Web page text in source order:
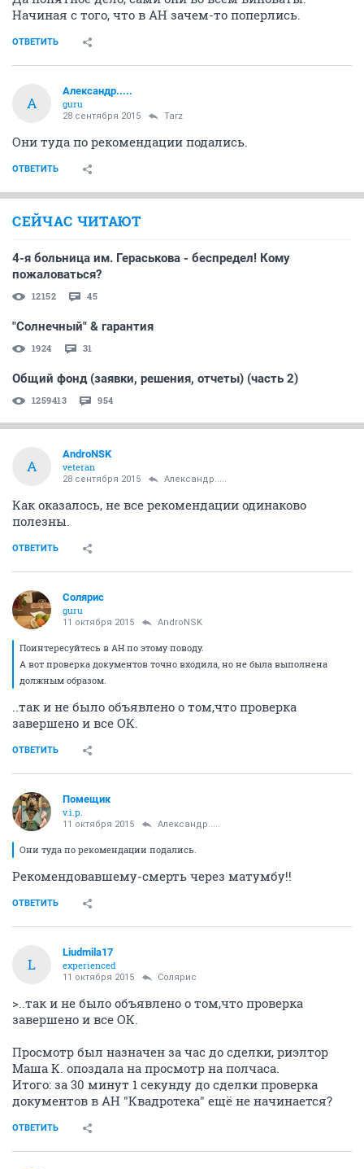
Начиная с того, что в АН зачем-то поперлись.
ОТВЕТИТЬ
А
Александр.....
guru
28 сентября 2015 Tarz
Они туда по рекомендации подались.
ОТВЕТИТЬ
СЕЙЧАС ЧИТАЮТ
4-я больница им. Гераськова - беспредел! Кому
пожаловаться?
12152 45
"Солнечный" & гарантия
1924 31
Общий фонд (заявки, решения, отчеты) (часть 2)
1259413 954
A
AndroNSK
veteran
28 сентября 2015 Александр.....
Как оказалось, не все рекомендации одинаково
полезны.
ОТВЕТИТЬ
Солярис
guru
11 октября 2015 AndroNSK
Поинтересуйтесь в АН по этому поводу.
А вот проверка документов точно входила, но не была выполнена
должным образом.
..так и не было объявлено о том,что проверка
завершено и все ОК.
ОТВЕТИТЬ
Помещик
v.i.p.
11 октября 2015 Александр.....
Они туда по рекомендации подались.
Рекомендовавшему-смерть через матумбу!!
ОТВЕТИТЬ
L
Liudmila17
experienced
11 октября 2015 Солярис
>..так и не было объявлено о том,что проверка
завершено и все ОК.
Просмотр был назначен за час до сделки, риэлтор
Маша К. опоздала на просмотр на полчаса.
Итого: за 30 минут 1 секунду до сделки проверка
документов в АН "Квадротека" ещё не начинается?
ОТВЕТИТЬ